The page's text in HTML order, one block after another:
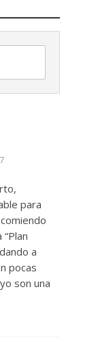
para
a
pocas
son una